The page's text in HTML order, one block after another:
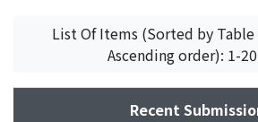
List Of Items (Sorted by
Ascending order): 1-
Recent